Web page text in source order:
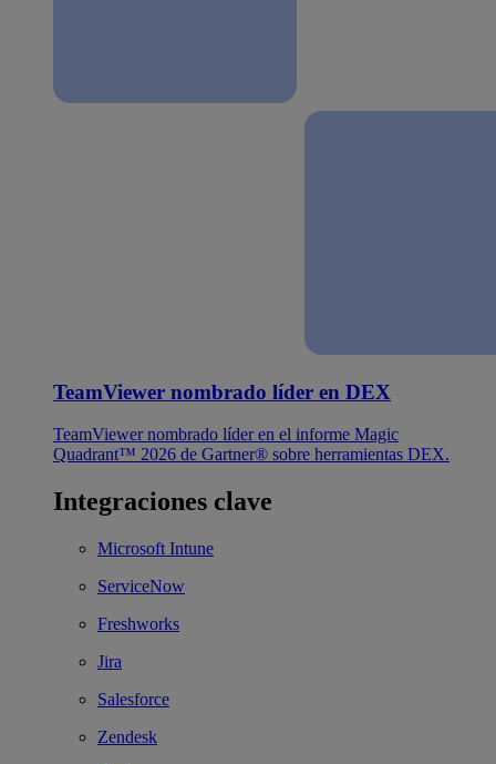
TeamViewer nombrado líder en DEX
TeamViewer nombrado líder en el informe Magic
Quadrant™ 2026 de Gartner® sobre herramientas DEX.
Integraciones clave
Microsoft Intune
ServiceNow
Freshworks
Jira
Salesforce
Zendesk